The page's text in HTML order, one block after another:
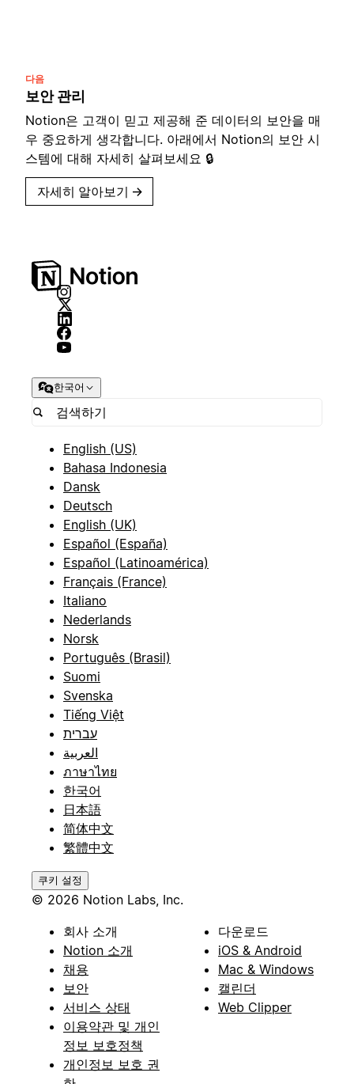
다음
보안 관리
Notion은 고객이 믿고 제공해 준 데이터의 보안을 매
우 중요하게 생각합니다. 아래에서 Notion의 보안 시
스템에 대해 자세히 살펴보세요 🔒
자세히 알아보기 →
한국어
English (US)
Bahasa Indonesia
Dansk
Deutsch
English (UK)
Español (España)
Español (Latinoamérica)
Français (France)
Italiano
Nederlands
Norsk
Português (Brasil)
Suomi
Svenska
Tiếng Việt
עברית
العربية
ภาษาไทย
한국어
日本語
简体中文
繁體中文
쿠키 설정
© 2026 Notion Labs, Inc.
회사 소개
Notion 소개
채용
보안
서비스 상태
이용약관 및 개인
정보 보호정책
개인정보 보호 권
다운로드
iOS & Android
Mac & Windows
캘린더
Web Clipper